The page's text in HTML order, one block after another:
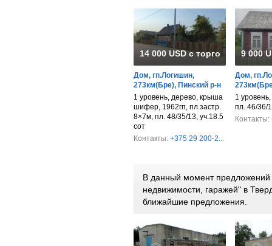
14 000 USD с торгом
Дом, гп.Логишин,
273км(Бре), Пинский р-н
1 уровень, дерево, крыша
шифер, 1962гп, пл.застр.
8×7м, пл. 48/35/13, уч.18.5
сот
Контакты: +375 29 200-2...
9 000
Дом,
1
пл. 46/36/
Контакты:
В данный момент
недвижимости, гаражей" в
ближайшие предложения.